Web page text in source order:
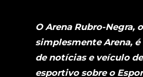
O Arena Rubro-Negra,
simplesmente Arena,
de notícias e veículo
esportivo sobre o